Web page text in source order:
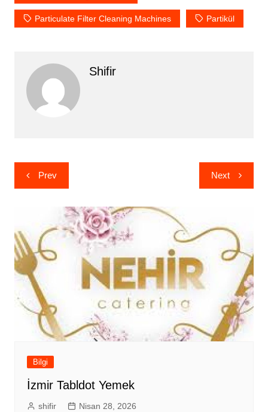
Particulate Filter Cleaning Machines Partikül
Shifir
Yazı
gezinmesi
Prev Next
Bilgi
İzmir Tabldot Yemek
shifir Nisan 28, 2026